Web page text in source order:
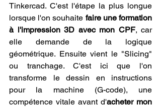
Tinkercad. C'est l'étape la plus longue
lorsque l'on souhaite faire une formation
à l'impression 3D avec mon CPF, car
elle demande de la logique
géométrique. Ensuite vient le "Slicing"
ou tranchage. C'est ici que l'on
transforme le dessin en instructions
pour la machine (G-code), une
compétence vitale avant d'acheter mon